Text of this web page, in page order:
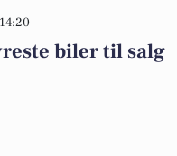
biler til salg